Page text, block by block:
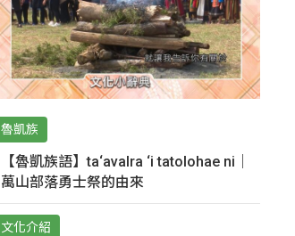
魯凱族
【魯凱族語】ta‘avalra ‘i tatolohae ni｜
萬山部落勇士祭的由來
文化介紹